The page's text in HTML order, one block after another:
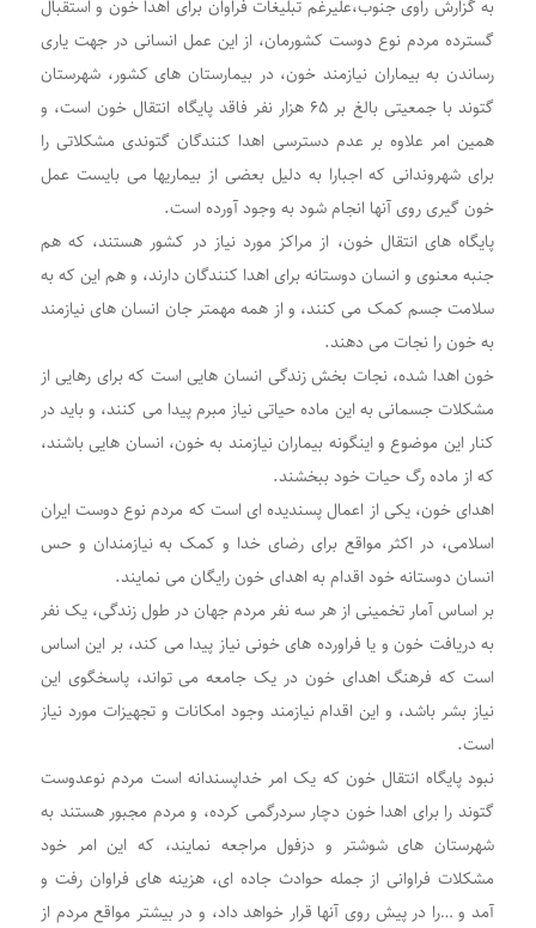
به گزارش راوی جنوب،علیرغم تبلیغات فراوان برای اهدا خون و استقبال
گسترده مردم نوع دوست کشورمان، از این عمل انسانی در جهت یاری
رساندن به بیماران نیازمند خون، در بیمارستان های کشور، شهرستان
گتوند با جمعیتی بالغ بر ۶۵ هزار نفر فاقد پایگاه انتقال خون است، و
همین امر علاوه بر عدم دسترسی اهدا کنندگان گتوندی مشکلاتی را
برای شهروندانی که اجبارا به دلیل بعضی از بیماریها می بایست عمل
خون گیری روی آنها انجام شود به وجود آورده است.
پایگاه های انتقال خون، از مراکز مورد نیاز در کشور هستند، که هم
جنبه معنوی و انسان دوستانه برای اهدا کنندگان دارند، و هم این که به
سلامت جسم کمک می کنند، و از همه مهمتر جان انسان های نیازمند
به خون را نجات می دهند.
خون اهدا شده، نجات بخش زندگی انسان هایی است که برای رهایی از
مشکلات جسمانی به این ماده حیاتی نیاز مبرم پیدا می کنند، و باید در
کنار این موضوع و اینگونه بیماران نیازمند به خون، انسان هایی باشند،
که از ماده رگ حیات خود ببخشند.
اهدای خون، یکی از اعمال پسندیده ای است که مردم نوع دوست ایران
اسلامی، در اکثر مواقع برای رضای خدا و کمک به نیازمندان و حس
انسان دوستانه خود اقدام به اهدای خون رایگان می نمایند.
بر اساس آمار تخمینی از هر سه نفر مردم جهان در طول زندگی، یک نفر
به دریافت خون و یا فراورده های خونی نیاز پیدا می کند، بر این اساس
است که فرهنگ اهدای خون در یک جامعه می تواند، پاسخگوی این
نیاز بشر باشد، و این اقدام نیازمند وجود امکانات و تجهیزات مورد نیاز
است.
نبود پایگاه انتقال خون که یک امر خداپسندانه است مردم نوعدوست
گتوند را برای اهدا خون دچار سردرگمی کرده، و مردم مجبور هستند به
شهرستان های شوشتر و دزفول مراجعه نمایند، که این امر خود
مشکلات فراوانی از جمله حوادث جاده ای، هزینه های فراوان رفت و
آمد و …را در پیش روی آنها قرار خواهد داد، و در بیشتر مواقع مردم از